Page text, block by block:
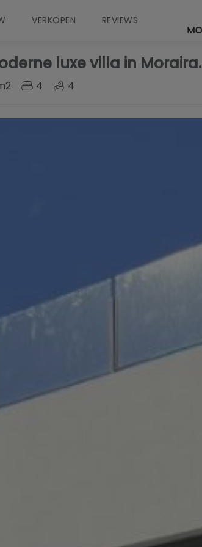
VERKOPEN REVIEWS
luxe villa in Moraira.
4 4